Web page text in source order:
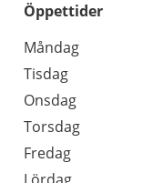
Öppettider
Dag
Öppettider
Kommentarer
Måndag
Tisdag
Onsdag
Torsdag
Fredag